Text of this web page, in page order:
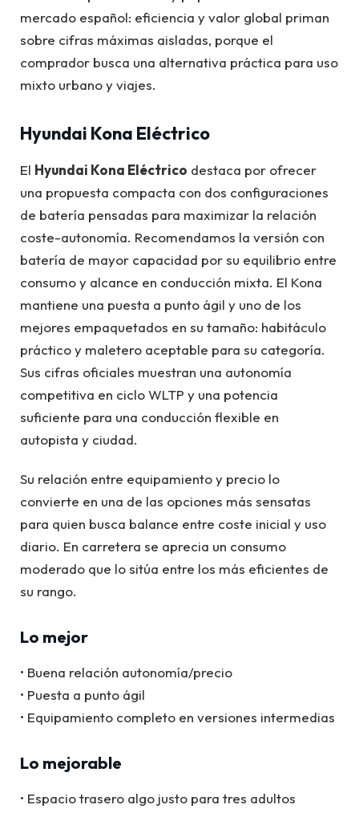
mercado español: eficiencia y valor global priman
sobre cifras máximas aisladas, porque el
comprador busca una alternativa práctica para uso
mixto urbano y viajes.
Hyundai Kona Eléctrico
El Hyundai Kona Eléctrico destaca por ofrecer
una propuesta compacta con dos configuraciones
de batería pensadas para maximizar la relación
coste-autonomía. Recomendamos la versión con
batería de mayor capacidad por su equilibrio entre
consumo y alcance en conducción mixta. El Kona
mantiene una puesta a punto ágil y uno de los
mejores empaquetados en su tamaño: habitáculo
práctico y maletero aceptable para su categoría.
Sus cifras oficiales muestran una autonomía
competitiva en ciclo WLTP y una potencia
suficiente para una conducción flexible en
autopista y ciudad.
Su relación entre equipamiento y precio lo
convierte en una de las opciones más sensatas
para quien busca balance entre coste inicial y uso
diario. En carretera se aprecia un consumo
moderado que lo sitúa entre los más eficientes de
su rango.
Lo mejor
• Buena relación autonomía/precio
• Puesta a punto ágil
• Equipamiento completo en versiones intermedias
Lo mejorable
• Espacio trasero algo justo para tres adultos